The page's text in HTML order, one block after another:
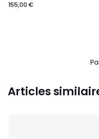
155,00 €
Articles